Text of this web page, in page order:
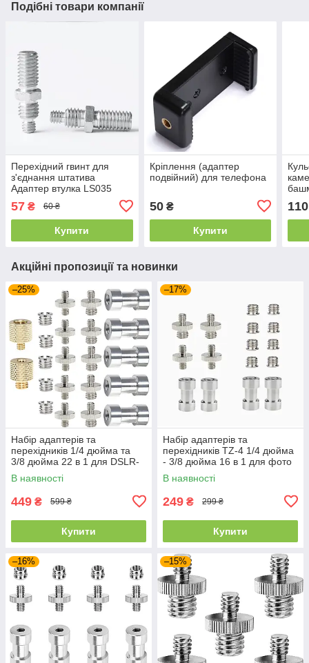
Подібні товари компанії
Перехідний гвинт для
з'єднання штатива
Адаптер втулка LS035
57 ₴ 60 ₴
Купити
Кріплення (адаптер
подвійний) для телефона
50₴
Купити
110
Акційні пропозиції та новинки
–25%
Набір адаптерів та
перехідників 1/4 дюйма та
3/8 дюйма 22 в 1 для DSLR-
камери/штативу/моноподу/
кульової головки
В наявності
449 ₴ 599 ₴
Купити
–17%
Набір адаптерів та
перехідників TZ-4 1/4 дюйма
- 3/8 дюйма 16 в 1 для фото
та відео аксесуарів
В наявності
249 ₴ 299 ₴
Купити
–16% –15%